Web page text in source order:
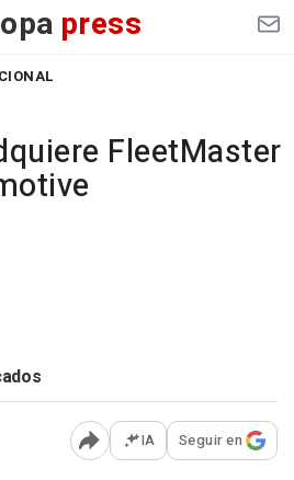
press
FleetMaster
Abrir opciones para
IA Seguir en